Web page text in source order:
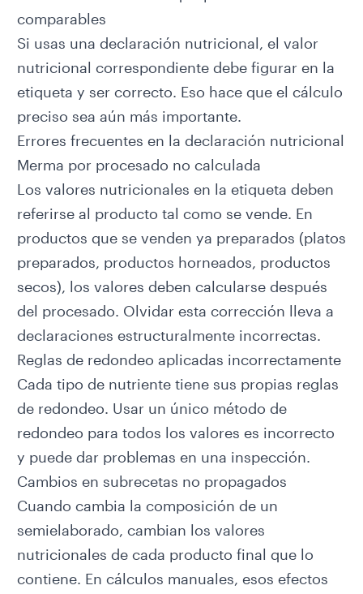
comparables
Si usas una declaración nutricional, el valor
nutricional correspondiente debe figurar en la
etiqueta y ser correcto. Eso hace que el cálculo
preciso sea aún más importante.
Errores frecuentes en la declaración nutricional
Merma por procesado no calculada
Los valores nutricionales en la etiqueta deben
referirse al producto tal como se vende. En
productos que se venden ya preparados (platos
preparados, productos horneados, productos
secos), los valores deben calcularse después
del procesado. Olvidar esta corrección lleva a
declaraciones estructuralmente incorrectas.
Reglas de redondeo aplicadas incorrectamente
Cada tipo de nutriente tiene sus propias reglas
de redondeo. Usar un único método de
redondeo para todos los valores es incorrecto
y puede dar problemas en una inspección.
Cambios en subrecetas no propagados
Cuando cambia la composición de un
semielaborado, cambian los valores
nutricionales de cada producto final que lo
contiene. En cálculos manuales, esos efectos